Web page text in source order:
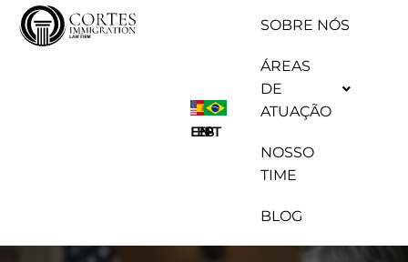
Pular
SOBRE NÓS
ÁREAS
DE
ATUAÇÃO
NOSSO
TIME
BLOG
EN
ESPT